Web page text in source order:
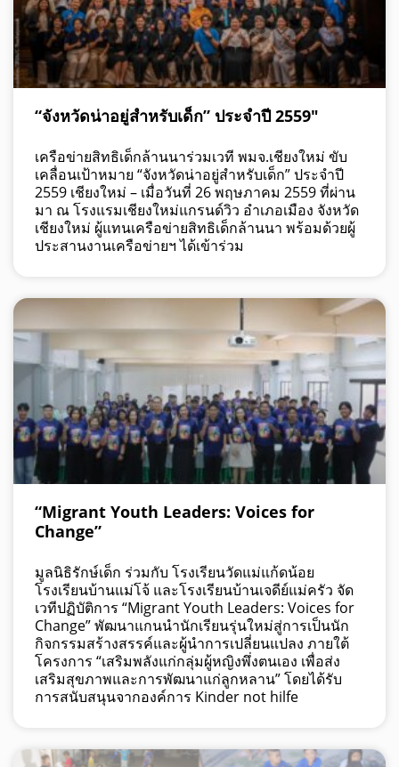
“จังหวัดน่าอยู่สำหรับเด็ก” ประจำปี 2559″
เครือข่ายสิทธิเด็กล้านนาร่วมเวที พมจ.เชียงใหม่ ขับ
เคลื่อนเป้าหมาย “จังหวัดน่าอยู่สำหรับเด็ก” ประจำปี
2559 เชียงใหม่ – เมื่อวันที่ 26 พฤษภาคม 2559 ที่ผ่าน
มา ณ โรงแรมเชียงใหม่แกรนด์วิว อำเภอเมือง จังหวัด
เชียงใหม่ ผู้แทนเครือข่ายสิทธิเด็กล้านนา พร้อมด้วยผู้
ประสานงานเครือข่ายฯ ได้เข้าร่วม
“Migrant Youth Leaders: Voices for
Change”
มูลนิธิรักษ์เด็ก ร่วมกับ โรงเรียนวัดแม่แก้ดน้อย
โรงเรียนบ้านแม่โจ้ และโรงเรียนบ้านเจดีย์แม่ครัว จัด
เวทีปฏิบัติการ “Migrant Youth Leaders: Voices for
Change” พัฒนาแกนนำนักเรียนรุ่นใหม่สู่การเป็นนัก
กิจกรรมสร้างสรรค์และผู้นำการเปลี่ยนแปลง ภายใต้
โครงการ “เสริมพลังแก่กลุ่มผู้หญิงพึ่งตนเอง เพื่อส่ง
เสริมสุขภาพและการพัฒนาแก่ลูกหลาน” โดยได้รับ
การสนับสนุนจากองค์การ Kinder not hilfe